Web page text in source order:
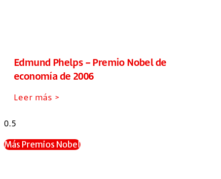
Edmund Phelps – Premio Nobel de
economía de 2006
Leer más >
Más Premios Nobel